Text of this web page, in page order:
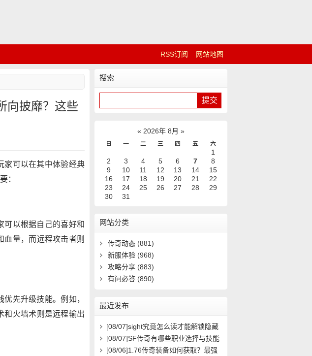
RSS订阅 网站地图
向披靡？这些
家可以在其中体验经典
：
可以根据自己的喜好和
量，而远程攻击者则
先升级技能。例如，
和火墙术则是远程输出
搜索
« 2026年 8月 »
日 一 二 三 四 五 六
1
2
3 4 5 6 7
8
9
10 11 12 13 14
15
16
17 18 19 20 21
22
23
24 25 26 27 28
29
30
31
网站分类
传奇动态 (881)
新服体验 (968)
攻略分享 (883)
有问必答 (890)
最近发布
[08/07]sight究竟怎么读才能解锁隐藏
关卡？新手必看攻略解析
[08/07]SF传奇有哪些职业选择与技能
搭配攻略？
[08/06]1.76传奇装备如何获取？最强